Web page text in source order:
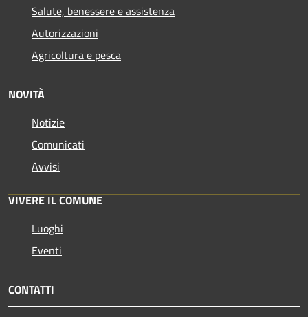
Salute, benessere e assistenza
Autorizzazioni
Agricoltura e pesca
NOVITÀ
Notizie
Comunicati
Avvisi
VIVERE IL COMUNE
Luoghi
Eventi
CONTATTI